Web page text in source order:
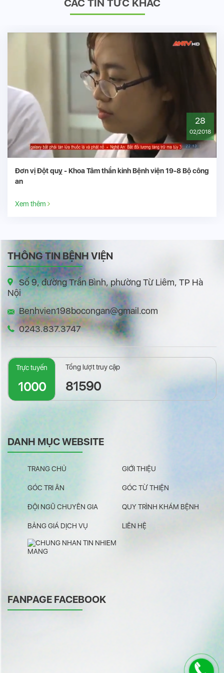
CÁC TIN TỨC KHÁC
Đột quỵ - Khoa Tâm thần kinh Bệnh viện 19-8 Bộ công
thêm
THÔNG TIN BỆNH VIỆN
Số 9, đường Trần Bình, phường Từ Liêm, TP Hà
Nội
Benhvien198bocongan@gmail.com
0243.837.3747
Trực tuyến
1000
Tổng lượt truy cập
81590
DANH MỤC WEBSITE
TRANG CHỦ GIỚI THIỆU
GÓC TRI ÂN GÓC TỪ THIỆN
ĐỘI NGŨ CHUYÊN GIA QUY TRÌNH KHÁM BỆNH
BẢNG GIÁ DỊCH VỤ LIÊN HỆ
FANPAGE FACEBOOK